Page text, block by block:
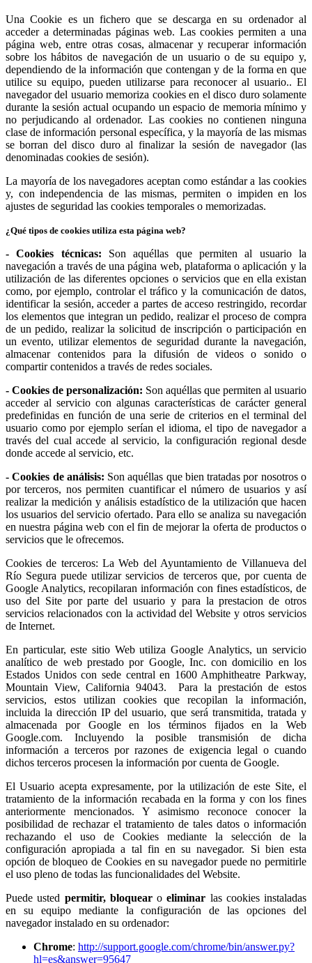
Una Cookie es un fichero que se descarga en su ordenador al
acceder a determinadas páginas web. Las cookies permiten a una
página web, entre otras cosas, almacenar y recuperar información
sobre los hábitos de navegación de un usuario o de su equipo y,
dependiendo de la información que contengan y de la forma en que
utilice su equipo, pueden utilizarse para reconocer al usuario.. El
navegador del usuario memoriza cookies en el disco duro solamente
durante la sesión actual ocupando un espacio de memoria mínimo y
no perjudicando al ordenador. Las cookies no contienen ninguna
clase de información personal específica, y la mayoría de las mismas
se borran del disco duro al finalizar la sesión de navegador (las
denominadas cookies de sesión).
La mayoría de los navegadores aceptan como estándar a las cookies
y, con independencia de las mismas, permiten o impiden en los
ajustes de seguridad las cookies temporales o memorizadas.
¿Qué tipos de cookies utiliza esta página web?
- Cookies técnicas: Son aquéllas que permiten al usuario la
navegación a través de una página web, plataforma o aplicación y la
utilización de las diferentes opciones o servicios que en ella existan
como, por ejemplo, controlar el tráfico y la comunicación de datos,
identificar la sesión, acceder a partes de acceso restringido, recordar
los elementos que integran un pedido, realizar el proceso de compra
de un pedido, realizar la solicitud de inscripción o participación en
un evento, utilizar elementos de seguridad durante la navegación,
almacenar contenidos para la difusión de videos o sonido o
compartir contenidos a través de redes sociales.
- Cookies de personalización: Son aquéllas que permiten al usuario
acceder al servicio con algunas características de carácter general
predefinidas en función de una serie de criterios en el terminal del
usuario como por ejemplo serían el idioma, el tipo de navegador a
través del cual accede al servicio, la configuración regional desde
donde accede al servicio, etc.
- Cookies de análisis: Son aquéllas que bien tratadas por nosotros o
por terceros, nos permiten cuantificar el número de usuarios y así
realizar la medición y análisis estadístico de la utilización que hacen
los usuarios del servicio ofertado. Para ello se analiza su navegación
en nuestra página web con el fin de mejorar la oferta de productos o
servicios que le ofrecemos.
Cookies de terceros: La Web del Ayuntamiento de Villanueva del
Río Segura puede utilizar servicios de terceros que, por cuenta de
Google Analytics, recopilaran información con fines estadísticos, de
uso del Site por parte del usuario y para la prestacion de otros
servicios relacionados con la actividad del Website y otros servicios
de Internet.
En particular, este sitio Web utiliza Google Analytics, un servicio
analítico de web prestado por Google, Inc. con domicilio en los
Estados Unidos con sede central en 1600 Amphitheatre Parkway,
Mountain View, California 94043. Para la prestación de estos
servicios, estos utilizan cookies que recopilan la información,
incluida la dirección IP del usuario, que será transmitida, tratada y
almacenada por Google en los términos fijados en la Web
Google.com. Incluyendo la posible transmisión de dicha
información a terceros por razones de exigencia legal o cuando
dichos terceros procesen la información por cuenta de Google.
El Usuario acepta expresamente, por la utilización de este Site, el
tratamiento de la información recabada en la forma y con los fines
anteriormente mencionados. Y asimismo reconoce conocer la
posibilidad de rechazar el tratamiento de tales datos o información
rechazando el uso de Cookies mediante la selección de la
configuración apropiada a tal fin en su navegador. Si bien esta
opción de bloqueo de Cookies en su navegador puede no permitirle
el uso pleno de todas las funcionalidades del Website.
Puede usted permitir, bloquearoeliminar las cookies instaladas
en su equipo mediante la configuración de las opciones del
navegador instalado en su ordenador:
Chrome: http://support.google.com/chrome/bin/answer.py?
hl=es&answer=95647